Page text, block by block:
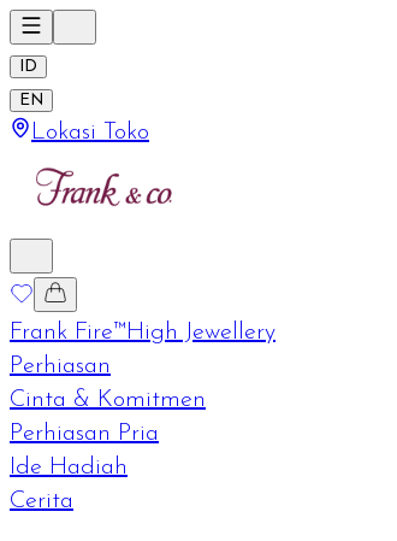
ID
EN
Lokasi Toko
Frank Fire™High Jewellery
Perhiasan
Cinta & Komitmen
Perhiasan Pria
Ide Hadiah
Cerita